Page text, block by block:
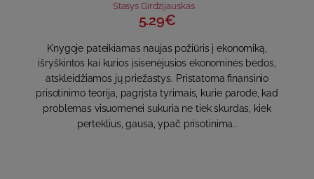
Stasys Girdzijauskas
5.29€
Knygoje pateikiamas naujas požiūris į ekonomiką,
išryškintos kai kurios įsisenėjusios ekonominės bėdos,
atskleidžiamos jų priežastys. Pristatoma finansinio
prisotinimo teorija, pagrįsta tyrimais, kurie parodė, kad
problemas visuomenei sukuria ne tiek skurdas, kiek
perteklius, gausa, ypač prisotinima..